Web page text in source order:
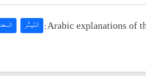
Arabic explanations of المُيسَّر